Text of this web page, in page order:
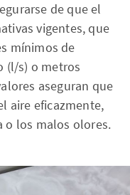
de que el
vigentes, que
mínimos de
(l/s) o metros
aseguran que
aire eficazmente,
o los malos olores.